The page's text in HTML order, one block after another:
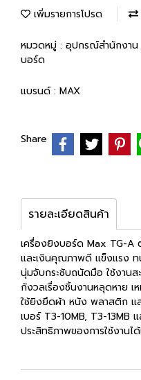
เพิ่มรายการโปรด
หมวดหมู่ : อุปกรณ์สำนักงาน
บอร์ด
แบรนด์ : MAX
Share
รายละเอียดสินค้า
เครื่องยิงบอร์ด Max TG-A
และเงินคุณภาพดี แข็งแรง
นุ่มจับกระชับถนัดมือ ใช้งาน
กังวลเรื่องชิ้นงานหลุดหาย เ
ใช้ยิงยึดผ้า หนัง พลาสติก แ
เบอร์ T3-10MB, T3-13MB
ประสิทธิภาพของการใช้งานไ